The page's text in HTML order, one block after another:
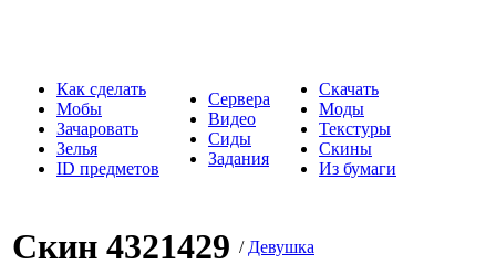
Как сделать
Мобы
Зачаровать
Зелья
ID предметов
Сервера
Видео
Сиды
Задания
Скачать
Моды
Текстуры
Скины
Из бумаги
Скин 4321429 / Девушка